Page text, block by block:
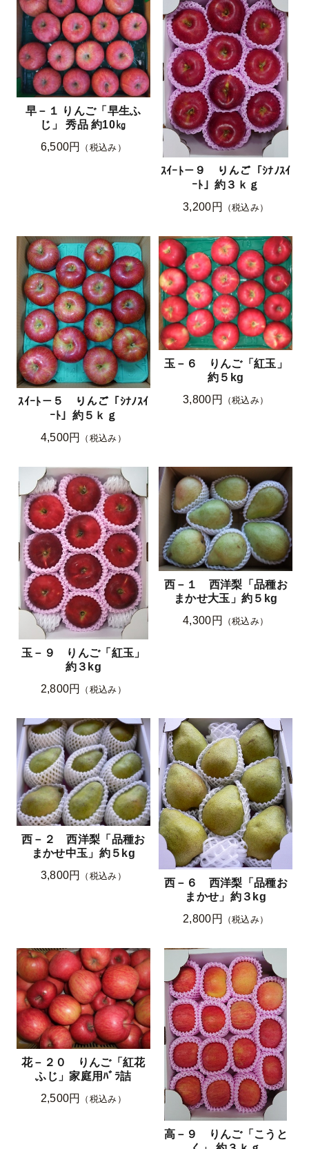
早－１ りんご「早生ふ
じ」 秀品 約10㎏
6,500円
（税込み）
ｽｲｰﾄ－９ りんご「ｼﾅﾉｽｲ
ｰﾄ」約３ｋｇ
3,200円
（税込み）
ｽｲｰﾄ－５ りんご「ｼﾅﾉｽｲ
ｰﾄ」約５ｋｇ
4,500円
（税込み）
玉－６ りんご「紅玉」
約５kg
3,800円
（税込み）
玉－９ りんご「紅玉」
約３kg
2,800円
（税込み）
西－１ 西洋梨「品種お
まかせ大玉」約５kg
4,300円
（税込み）
西－２ 西洋梨「品種お
まかせ中玉」約５kg
3,800円
（税込み）
西－６ 西洋梨「品種お
まかせ」約３kg
2,800円
（税込み）
花－２０ りんご「紅花
ふじ」家庭用ﾊﾞﾗ詰
2,500円
（税込み）
高－９ りんご「こうと